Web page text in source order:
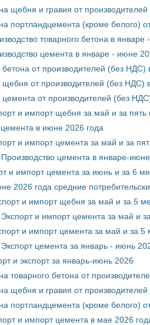
щебня и гравия от
портландцемента (кроме белого)
товарного бетона в январе
цемента в январе - июне
от производителей (без НДС)
от производителей (без НДС)
от производителей (без
и импорт щебня за май и за
в июне 2026 года
и импорт цемента за май и за
цемента в январе-
и импорт цемента за июнь и за 6
2026 года средние
и импорт щебня за май и за 5
и импорт цемента за май и
и импорт цемента за май и за
цемента за январь - июнь
и экспорт за январь-июнь 2026
товарного бетона от
щебня и гравия от
портландцемента (кроме белого)
и импорт цемента в мае 2026